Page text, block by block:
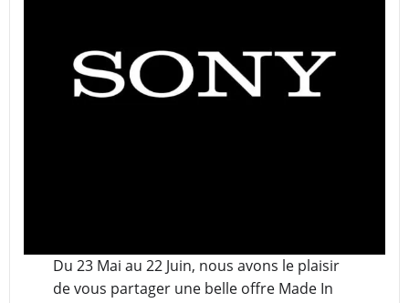
Du 23 Mai au 22 Juin, nous avons le plaisir
de vous partager une belle offre Made In